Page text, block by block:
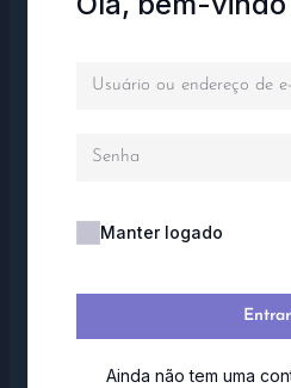
Manter logado
Entrar
Ainda não tem uma